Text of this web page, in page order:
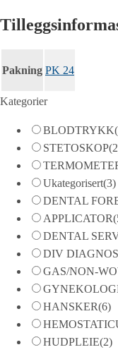
Pakning PK 24
Kategorier
BLODTRYKK
STETOSKOP
Ukategorisert(3)
DENTAL
APPLICATOR
DENTAL
DIV
GAS/NON-
HANSKER(6)
HUDPLEIE(2)